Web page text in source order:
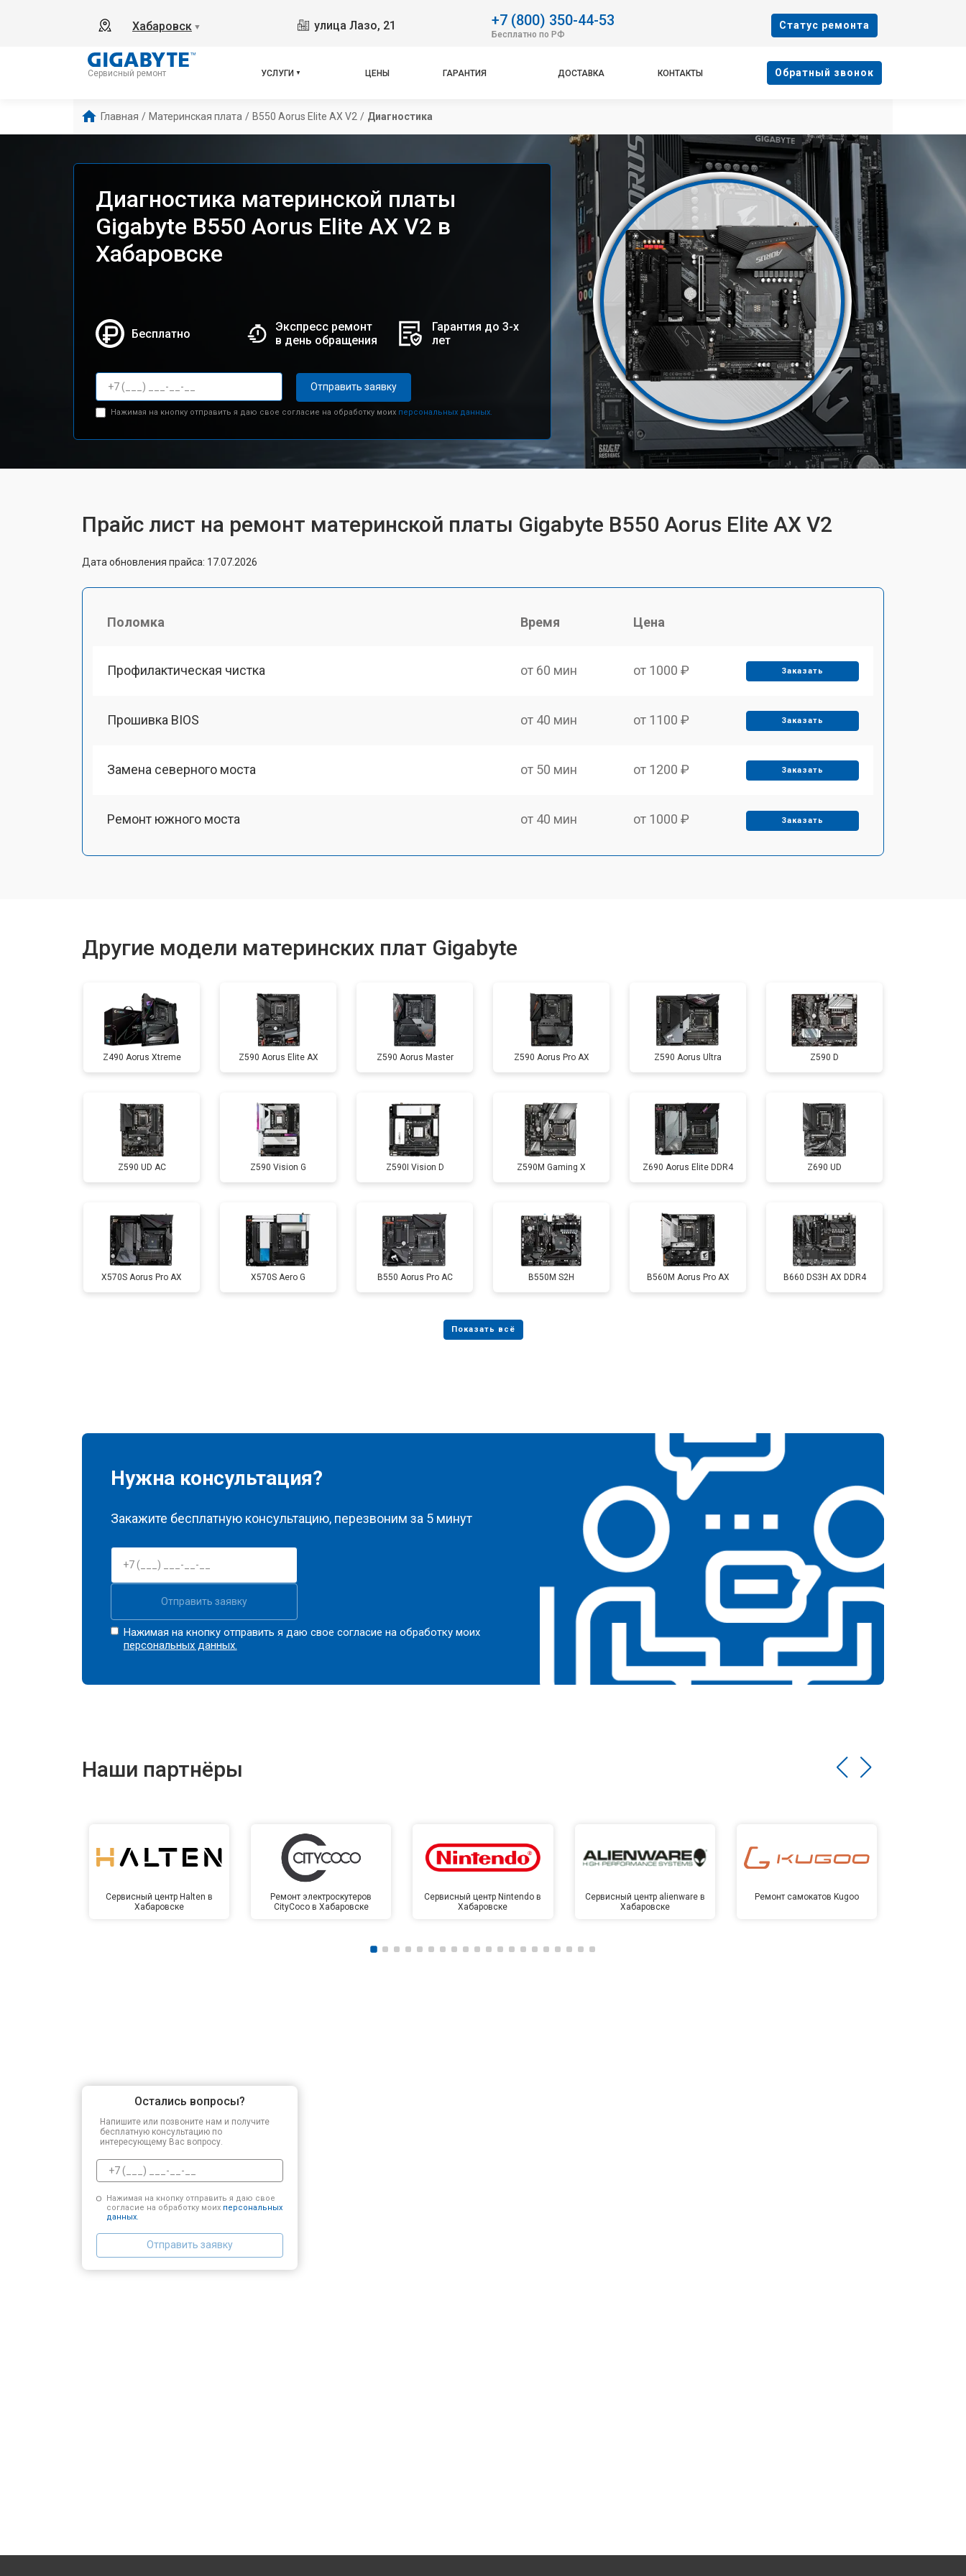
Хабаровск ▼ улица Лазо, 21 +7 (800) 350-44-53
Бесплатно по РФ
Cтатус ремонта
Сервисный ремонт УСЛУГИ ЦЕНЫ ГАРАНТИЯ ДОСТАВКА КОНТАКТЫ Oбратный звонок
Главная / Материнская плата / B550 Aorus Elite AX V2 / Диагностика
Диагностика материнской платы
Gigabyte B550 Aorus Elite AX V2 в
Хабаровске
Бесплатно
Экспресс ремонт
в день обращения
Гарантия до 3-х
лет
Отправить заявку
Нажимая на кнопку отправить я даю свое согласие на обработку моих персональных данных.
Прайс лист на ремонт материнской платы Gigabyte B550 Aorus Elite AX V2
Дата обновления прайса: 17.07.2026
Поломка Время Цена
Профилактическая чистка от 60 мин от 1000 ₽ Заказать
Прошивка BIOS от 40 мин от 1100 ₽ Заказать
Замена северного моста от 50 мин от 1200 ₽ Заказать
Ремонт южного моста от 40 мин от 1000 ₽ Заказать
Другие модели материнских плат Gigabyte
Z490 Aorus Xtreme Z590 Aorus Elite AX Z590 Aorus Master Z590 Aorus Pro AX Z590 Aorus Ultra Z590 D
Z590 UD AC Z590 Vision G Z590I Vision D Z590M Gaming X Z690 Aorus Elite DDR4 Z690 UD
X570S Aorus Pro AX X570S Aero G B550 Aorus Pro AC B550M S2H B560M Aorus Pro AX B660 DS3H AX DDR4
Нужна консультация?
Закажите бесплатную консультацию, перезвоним за 5 минут
Отправить заявку
Нажимая на кнопку отправить я даю свое согласие на обработку моих
персональных данных.
Наши партнёры
Сервисный центр Halten в
Хабаровске
Ремонт электроскутеров
CityCoco в Хабаровске
Сервисный центр Nintendo в
Хабаровске
Сервисный центр alienware в
Хабаровске
Ремонт самокатов Kugoo
Остались вопросы?
Напишите или позвоните нам и получите
бесплатную консультацию по
интересующему Вас вопросу.
Нажимая на кнопку отправить я даю свое
согласие на обработку моих персональных
данных.
Отправить заявку